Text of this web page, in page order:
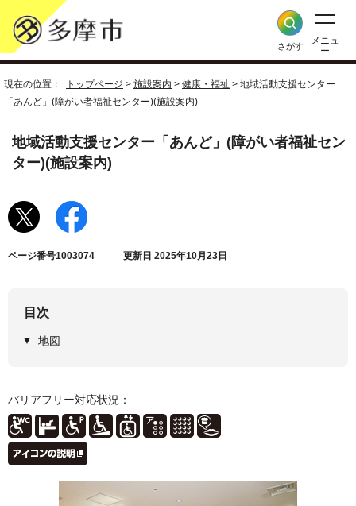
さがす
メニュ
ー
現在の位置： トップページ > 施設案内 > 健康・福祉 > 地域活動支援センター
「あんど」(障がい者福祉センター)(施設案内)
地域活動支援センター「あんど」(障がい者福祉セン
ター)(施設案内)
ページ番号1003074 更新日 2025年10月23日
目次
地図
バリアフリー対応状況：